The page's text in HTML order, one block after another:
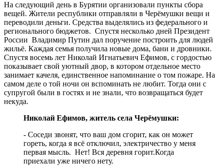
На следующий день в Бурятии организовали пункты сбора
вещей. Жители республики отправляли в Черёмушки вещи и
переводили деньги. Средства выделялись из федерального и
регионального бюджетов. Спустя несколько дней Президент
России Владимир Путин дал поручение построить для людей
жильё. Каждая семья получила новые дома, бани и дровники.
Спустя восемь лет Николай Игнатьевич Ефимов, с гордостью
показывает свой уютный двор, в котором отдельное место
занимает качеля, единственное напоминание о том пожаре. На
самом деле о той ночи он вспоминать не любит. Тогда они с
супругой были в гостях и не знали, что возвращаться будет
некуда.
Николай Ефимов, житель села Черёмушки:
- Соседи звонят, что ваш дом сгорит, как он может
гореть, когда я всё отключил, электричество у меня
первая мысль. Нет! Вся деревня горит.Когда
приехали уже ничего нету.